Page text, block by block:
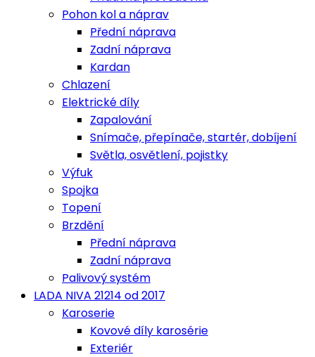
Pohon kol a náprav
Přední náprava
Zadní náprava
Kardan
Chlazení
Elektrické díly
Zapalování
Snímače, přepínače, startér, dobíjení
Světla, osvětlení, pojistky
Výfuk
Spojka
Topení
Brzdění
Přední náprava
Zadní náprava
Palivový systém
LADA NIVA 21214 od 2017
Karoserie
Kovové díly karosérie
Exteriér